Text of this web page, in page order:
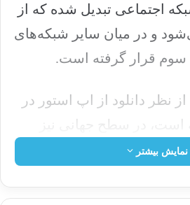
اجتماعی تبدیل شده که از
و در میان سایر شبکه‌های
سوم قرار گرفته است.
از نظر دانلود از اپ استور در
است، در سطح جهانی نیز
دانلود تلگرام از اپ استور ۴ درصد افزایش یافتهنمایش بیشتر